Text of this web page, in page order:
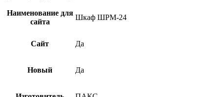
Наименование для
сайта
Шкаф ШРМ-24
Сайт Да
Новый Да